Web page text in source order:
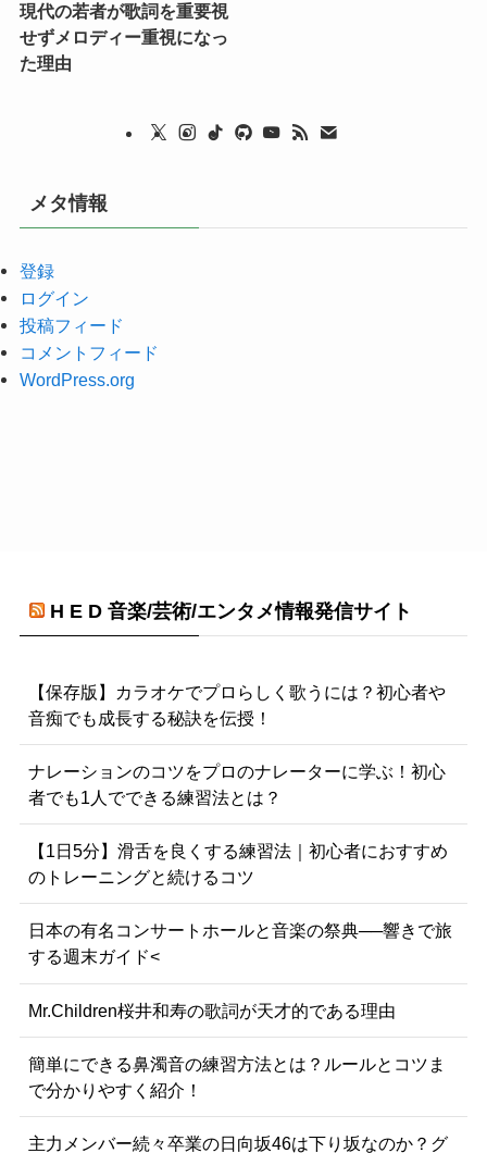
現代の若者が歌詞を重要視
せずメロディー重視になっ
た理由
メタ情報
登録
ログイン
投稿フィード
コメントフィード
WordPress.org
H E D 音楽/芸術/エンタメ情報発信サイト
【保存版】カラオケでプロらしく歌うには？初心者や
音痴でも成長する秘訣を伝授！
ナレーションのコツをプロのナレーターに学ぶ！初心
者でも1人でできる練習法とは？
【1日5分】滑舌を良くする練習法｜初心者におすすめ
のトレーニングと続けるコツ
日本の有名コンサートホールと音楽の祭典──響きで旅
する週末ガイド<
Mr.Children桜井和寿の歌詞が天才的である理由
簡単にできる鼻濁音の練習方法とは？ルールとコツま
で分かりやすく紹介！
主力メンバー続々卒業の日向坂46は下り坂なのか？グ